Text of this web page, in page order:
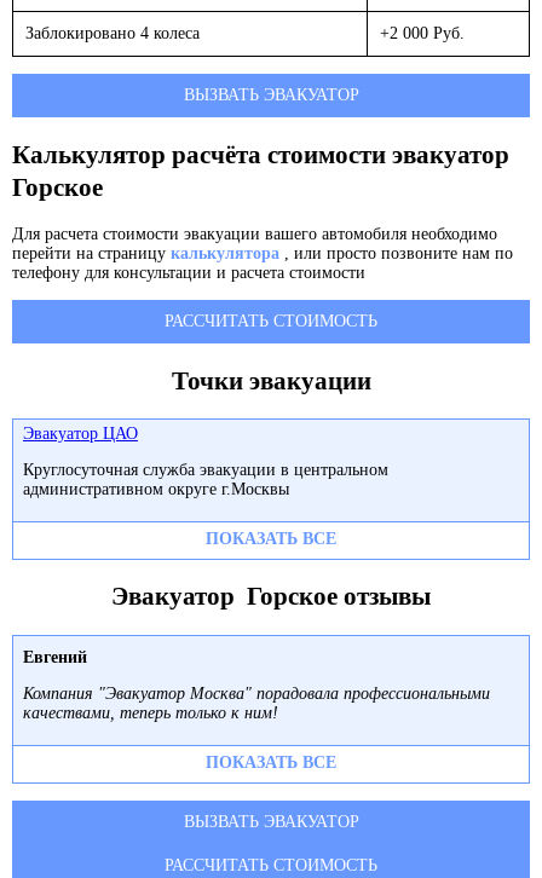
Заблокировано 4 колеса +2 000 Руб.
ВЫЗВАТЬ ЭВАКУАТОР
Калькулятор расчёта стоимости эвакуатор
Горское
Для расчета стоимости эвакуации вашего автомобиля необходимо
перейти на страницу калькулятора , или просто позвоните нам по
телефону для консультации и расчета стоимости
РАССЧИТАТЬ СТОИМОСТЬ
Точки эвакуации
Эвакуатор ЦАО
Круглосуточная служба эвакуации в центральном
административном округе г.Москвы
ПОКАЗАТЬ ВСЕ
Эвакуатор Горское отзывы
Евгений
Компания "Эвакуатор Москва" порадовала профессиональными
качествами, теперь только к ним!
ПОКАЗАТЬ ВСЕ
ВЫЗВАТЬ ЭВАКУАТОР
РАССЧИТАТЬ СТОИМОСТЬ